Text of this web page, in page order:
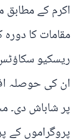
اکرم کے
مقامات کا
ریسکیو
ان کی حوصلہ
پر شاباش دی۔
پروگراموں کے